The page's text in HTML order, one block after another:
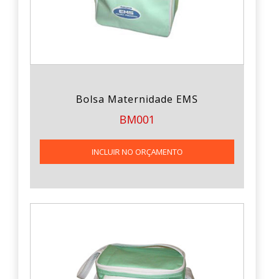
Bolsa Maternidade EMS
BM001
INCLUIR NO ORÇAMENTO